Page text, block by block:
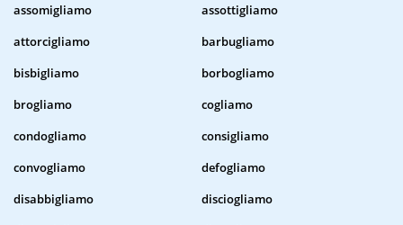
assomigliamo
assottigliamo
attorcigliamo
barbugliamo
bisbigliamo
borbogliamo
brogliamo
cogliamo
condogliamo
consigliamo
convogliamo
defogliamo
disabbigliamo
disciogliamo